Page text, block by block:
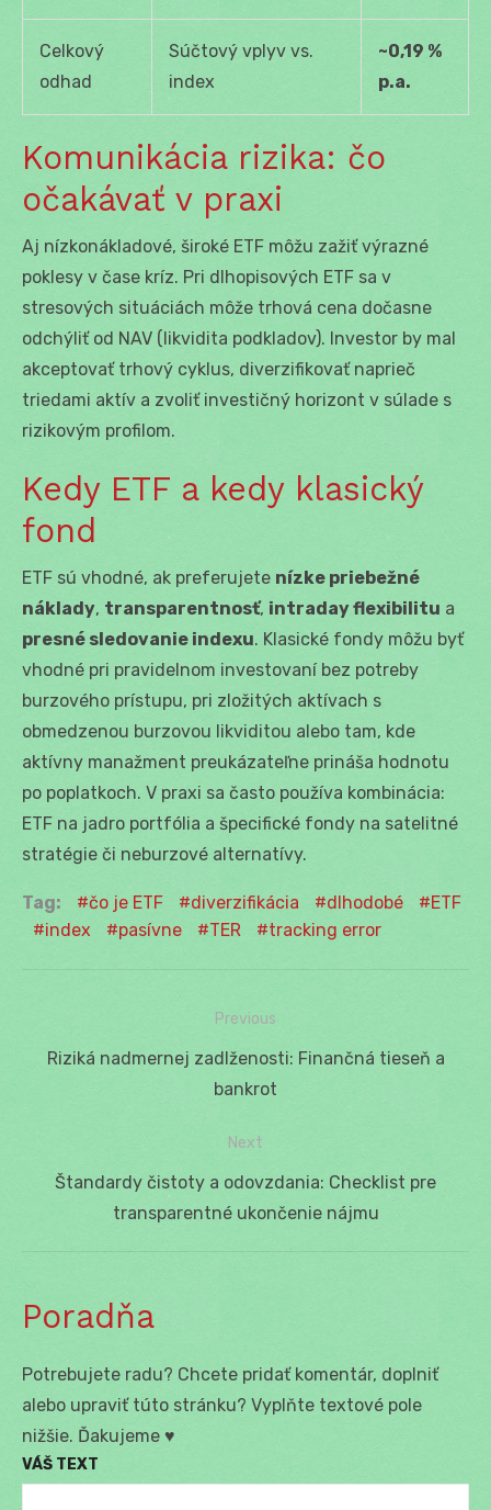
Celkový
odhad
Súčtový vplyv vs.
index
~0,19 %
p.a.
Komunikácia rizika: čo
očakávať v praxi
Aj nízkonákladové, široké ETF môžu zažiť výrazné
poklesy v čase kríz. Pri dlhopisových ETF sa v
stresových situáciách môže trhová cena dočasne
odchýliť od NAV (likvidita podkladov). Investor by mal
akceptovať trhový cyklus, diverzifikovať naprieč
triedami aktív a zvoliť investičný horizont v súlade s
rizikovým profilom.
Kedy ETF a kedy klasický
fond
ETF sú vhodné, ak preferujete nízke priebežné
náklady, transparentnosť, intraday flexibilitu a
presné sledovanie indexu. Klasické fondy môžu byť
vhodné pri pravidelnom investovaní bez potreby
burzového prístupu, pri zložitých aktívach s
obmedzenou burzovou likviditou alebo tam, kde
aktívny manažment preukázateľne prináša hodnotu
po poplatkoch. V praxi sa často používa kombinácia:
ETF na jadro portfólia a špecifické fondy na satelitné
stratégie či neburzové alternatívy.
Tag: čo je ETF diverzifikácia dlhodobé
ETF
index
pasívne TER tracking error
Navigácia
Previous
Previous
Riziká nadmernej zadlženosti: Finančná tieseň a
bankrot
Next
Next
Štandardy čistoty a odovzdania: Checklist pre
transparentné ukončenie nájmu
Poradňa
Potrebujete radu? Chcete pridať komentár, doplniť
alebo upraviť túto stránku? Vyplňte textové pole
nižšie. Ďakujeme ♥
VÁŠ TEXT